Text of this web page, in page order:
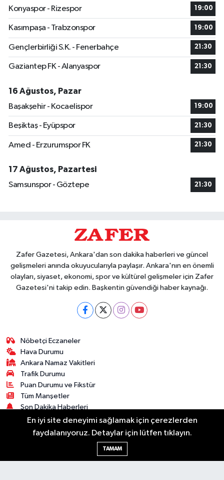
Konyaspor - Rizespor
19:00
Kasımpaşa - Trabzonspor 19:00
Gençlerbirliği S.K. - Fenerbahçe 21:30
Gaziantep FK - Alanyaspor 21:30
16 Ağustos, Pazar
Başakşehir - Kocaelispor
19:00
Beşiktaş - Eyüpspor 21:30
Amed - Erzurumspor FK 21:30
17 Ağustos, Pazartesi
Samsunspor - Göztepe
21:30
Zafer Gazetesi, Ankara'dan son dakika haberleri ve güncel
gelişmeleri anında okuyucularıyla paylaşır. Ankara'nın en önemli
olayları, siyaset, ekonomi, spor ve kültürel gelişmeler için Zafer
Gazetesi'ni takip edin. Başkentin güvendiği haber kaynağı.
Nöbetçi Eczaneler
Hava Durumu
Ankara Namaz Vakitleri
Trafik Durumu
Puan Durumu ve Fikstür
Tüm Manşetler
Son Dakika Haberleri
Haber Arşivi
Künye
Bilim & Teknoloji
En iyi site deneyimi sağlamak için çerezlerden
faydalanıyoruz. Detaylar için lütfen tıklayın.
TAMAM